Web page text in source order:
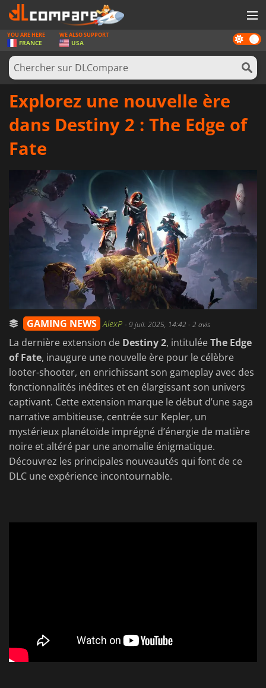
JEUX
CARTES PRÉPAYÉES
LOGICIELS
CONCOURS
SE CONNECTER OU S'INSCRIRE
Dark
mode
YOU ARE HERE
FRANCE
WE ALSO SUPPORT
USA
Explorez une nouvelle ère
dans Destiny 2 : The Edge of
Fate
GAMING NEWS AlexP -9 juil. 2025, 14:42 - 2 avis
La dernière extension de Destiny 2, intituléeThe Edge
of Fate, inaugure une nouvelle ère pour le célèbre
looter-shooter, en enrichissant son gameplay avec des
fonctionnalités inédites et en élargissant son univers
captivant. Cette extension marque le début d’une saga
narrative ambitieuse, centrée sur Kepler, un
mystérieux planétoïde imprégné d’énergie de matière
noire et altéré par une anomalie énigmatique.
Découvrez les principales nouveautés qui font de ce
DLC une expérience incontournable.